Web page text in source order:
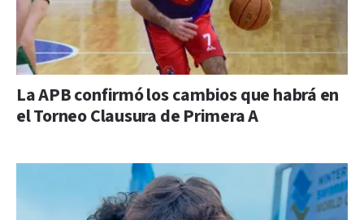
La APB confirmó los cambios que habrá en
el Torneo Clausura de Primera A